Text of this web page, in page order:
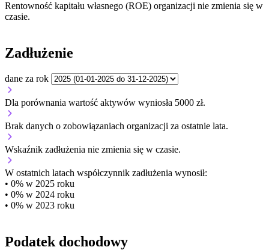
Rentowność kapitału własnego (ROE) organizacji nie zmienia się w
czasie.
Zadłużenie
dane za rok
Dla porównania wartość aktywów wyniosła 5000 zł.
Brak danych o zobowiązaniach organizacji za ostatnie lata.
Wskaźnik zadłużenia nie zmienia się w czasie.
W ostatnich latach współczynnik zadłużenia wynosił:
• 0% w 2025 roku
• 0% w 2024 roku
• 0% w 2023 roku
Podatek dochodowy